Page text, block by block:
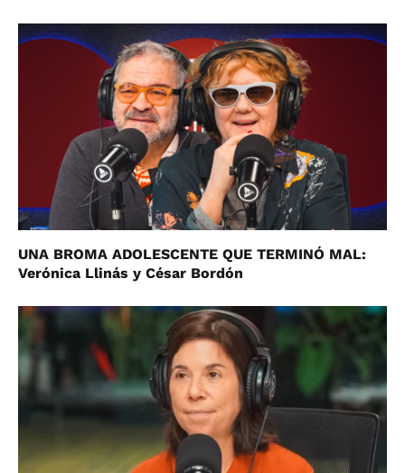
UNA BROMA ADOLESCENTE QUE TERMINÓ MAL:
Verónica Llinás y César Bordón